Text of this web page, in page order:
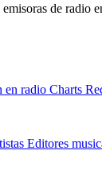
de radio
en radio Charts
Editores